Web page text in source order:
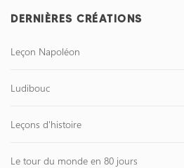
DERNIÈRES CRÉATIONS
Leçon Napoléon
Ludibouc
Leçons d'histoire
Le tour du monde en 80 jours